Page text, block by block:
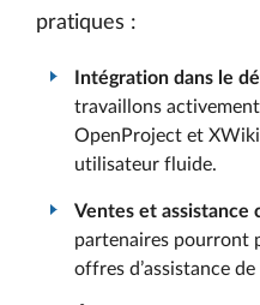
pratiques :
Intégration dans le
travaillons
OpenProject et
utilisateur fluide.
Ventes et assistance
partenaires pourront
offres d’assistance de